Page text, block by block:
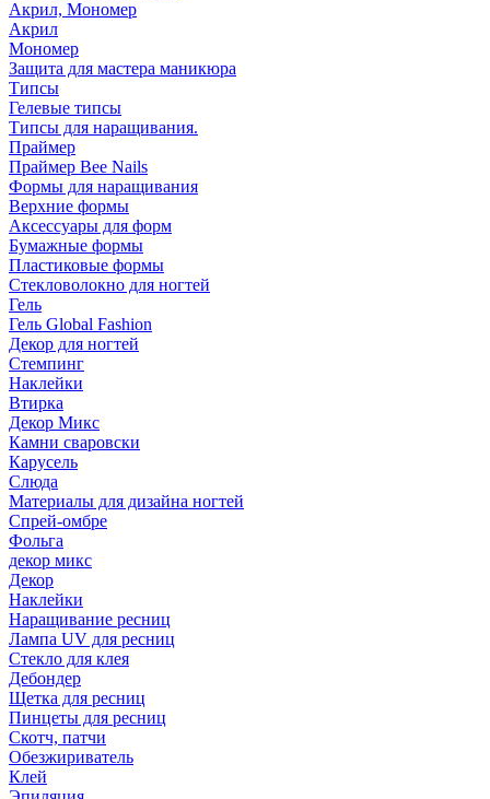
Акрил, Мономер
Акрил
Мономер
Защита для мастера маникюра
Типсы
Гелевые типсы
Типсы для наращивания.
Праймер
Праймер Bee Nails
Формы для наращивания
Верхние формы
Аксессуары для форм
Бумажные формы
Пластиковые формы
Стекловолокно для ногтей
Гель
Гель Global Fashion
Декор для ногтей
Стемпинг
Наклейки
Втирка
Декор Микс
Камни сваровски
Карусель
Слюда
Материалы для дизайна ногтей
Спрей-омбре
Фольга
декор микс
Декор
Наклейки
Наращивание ресниц
Лампа UV для ресниц
Стекло для клея
Дебондер
Щетка для ресниц
Пинцеты для ресниц
Скотч, патчи
Обезжириватель
Клей